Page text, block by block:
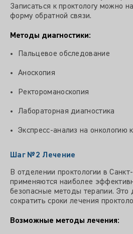
Записаться к проктологу можно
форму обратной связи.
Методы диагностики:
Пальцевое обследование
Аноскопия
Ректороманоскопия
Лабораторная диагностика
Экспресс-анализ на онкологию
Шаг №2 Лечение
В отделении проктологии в
применяются наиболее
безопасные методы терапии. Это
сократить сроки лечения
Возможные методы лечения: